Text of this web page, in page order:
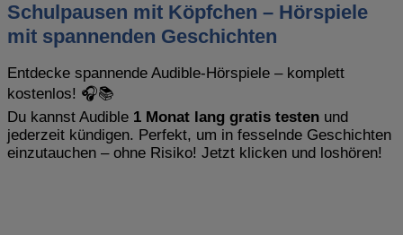
Schulpausen mit Köpfchen – Hörspiele
mit spannenden Geschichten
Entdecke spannende Audible-Hörspiele – komplett
kostenlos! 🎧📚
Du kannst Audible 1 Monat lang gratis testen und
jederzeit kündigen. Perfekt, um in fesselnde Geschichten
einzutauchen – ohne Risiko! Jetzt klicken und loshören!